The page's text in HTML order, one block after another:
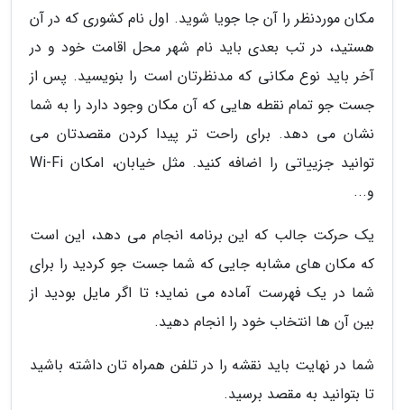
مکان موردنظر را آن جا جویا شوید. اول نام کشوری که در آن
هستید، در تب بعدی باید نام شهر محل اقامت خود و در
آخر باید نوع مکانی که مدنظرتان است را بنویسید. پس از
جست جو تمام نقطه هایی که آن مکان وجود دارد را به شما
نشان می دهد. برای راحت تر پیدا کردن مقصدتان می
توانید جزییاتی را اضافه کنید. مثل خیابان، امکان Wi-Fi
و...
یک حرکت جالب که این برنامه انجام می دهد، این است
که مکان های مشابه جایی که شما جست جو کردید را برای
شما در یک فهرست آماده می نماید؛ تا اگر مایل بودید از
بین آن ها انتخاب خود را انجام دهید.
شما در نهایت باید نقشه را در تلفن همراه تان داشته باشید
تا بتوانید به مقصد برسید.